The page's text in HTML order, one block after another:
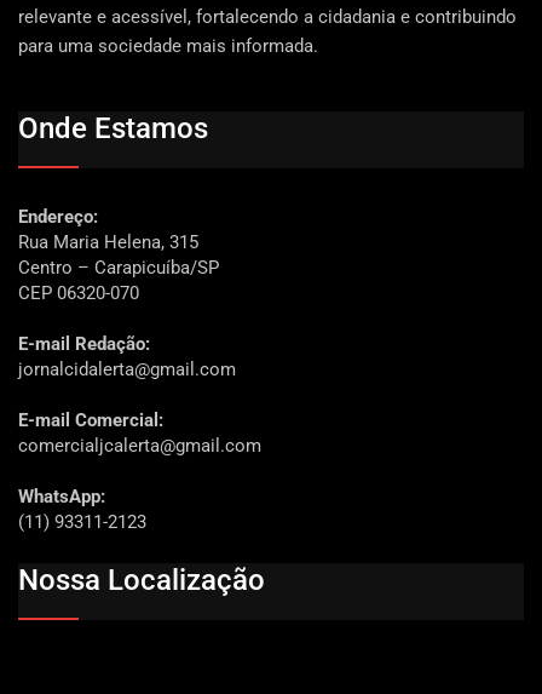
relevante e acessível, fortalecendo a cidadania e contribuindo
para uma sociedade mais informada.
Onde Estamos
Endereço:
Rua Maria Helena, 315
Centro – Carapicuíba/SP
CEP 06320-070
E-mail Redação:
jornalcidalerta@gmail.com
E-mail Comercial:
comercialjcalerta@gmail.com
WhatsApp:
(11) 93311-2123
Nossa Localização